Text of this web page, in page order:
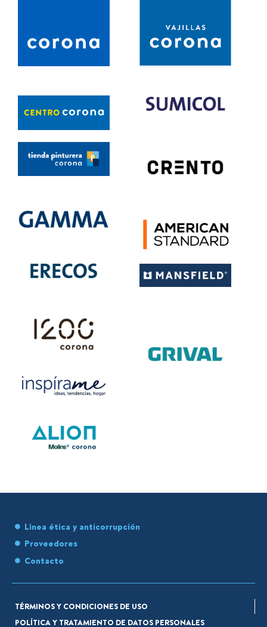
Línea ética y anticorrupción
Proveedores
Contacto
TÉRMINOS Y CONDICIONES DE USO
POLÍTICA Y TRATAMIENTO DE DATOS PERSONALES